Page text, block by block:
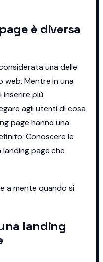
è diversa
una delle
Mentre in una
inserire più
agli utenti di cosa
page hanno una
Conoscere le
page che
a mente quando si
landing